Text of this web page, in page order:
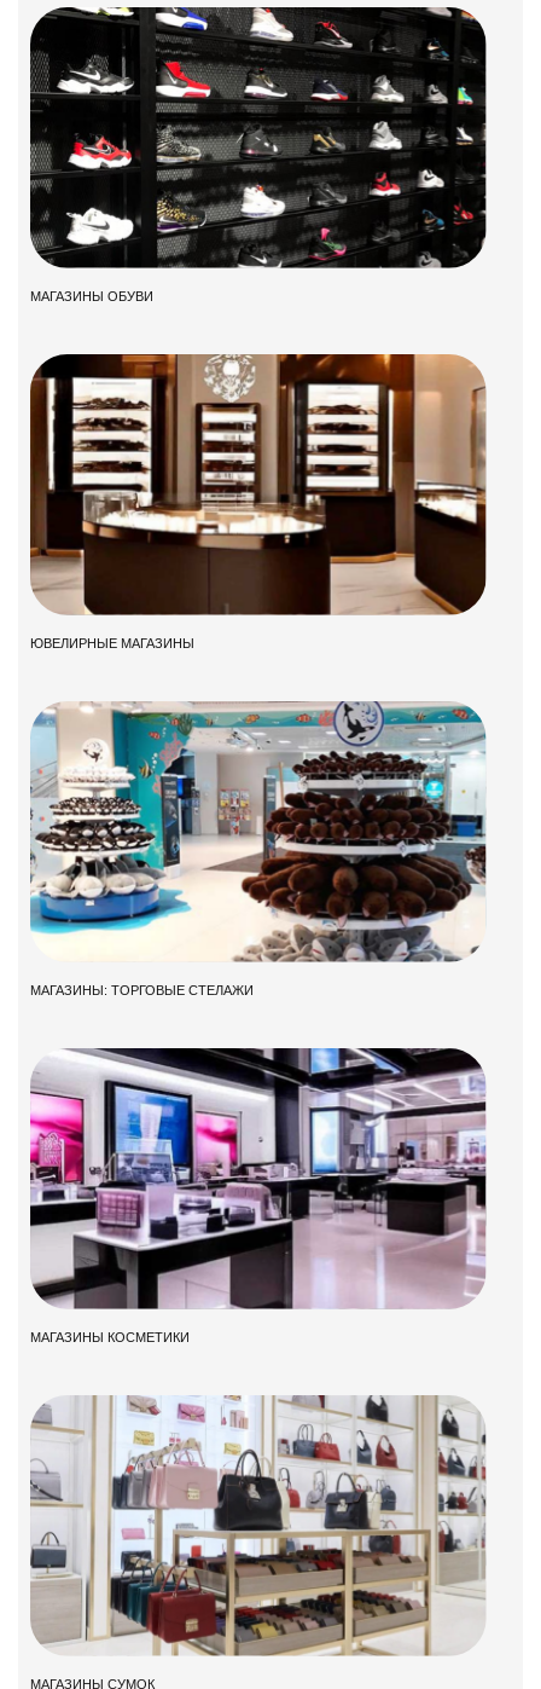
МАГАЗИНЫ ОБУВИ
ЮВЕЛИРНЫЕ МАГАЗИНЫ
МАГАЗИНЫ: ТОРГОВЫЕ СТЕЛАЖИ
МАГАЗИНЫ КОСМЕТИКИ
МАГАЗИНЫ СУМОК